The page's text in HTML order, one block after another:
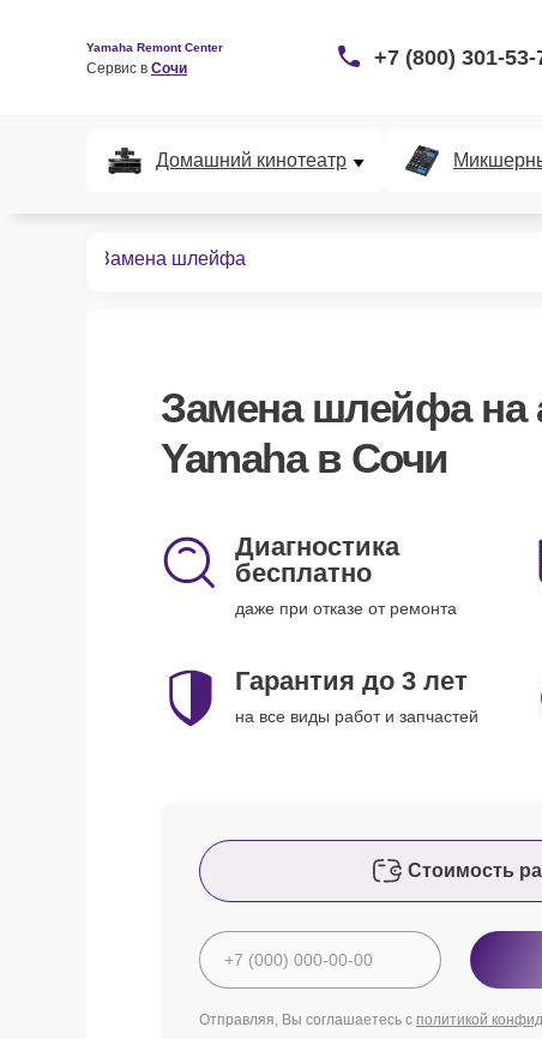
Yamaha Remont Center
Сервис в Сочи +7 (800) 301-53-
Домашний кинотеатр
Замена шлейфа
Замена шлейфана
Yamaha в Сочи
Диагностика
бесплатно
даже при отказе от ремонта
Гарантия до 3 лет
на все виды работ и запчастей
Стоимость
Отправляя, Вы соглашаетесь с политикой